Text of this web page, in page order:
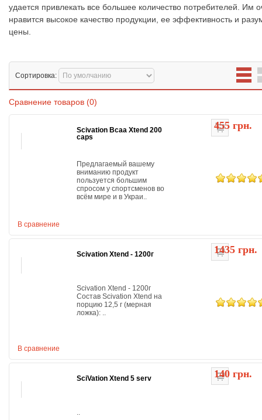
удается привлекать все большее количество потребителей. Им
нравится высокое качество продукции, ее эффективность и
цены.
Сортировка:
Сравнение товаров (0)
455 грн.
В сравнение
Scivation Bcaa Xtend 200
caps
Предлагаемый вашему
вниманию продукт
пользуется большим
спросом у спортсменов во
всём мире и в Украи..
1435 грн.
В сравнение
Scivation Xtend - 1200г
Scivation Xtend - 1200г
Состав Scivation Xtend на
порцию 12,5 г (мерная
ложка): ..
140 грн.
SciVation Xtend 5 serv
..